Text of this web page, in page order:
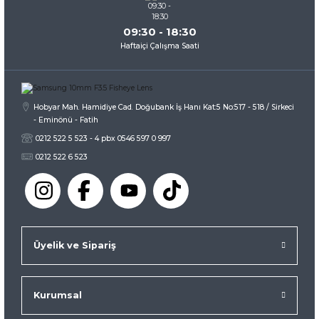
09:30 - 18:30
Haftaiçi Çalışma Saati
Hobyar Mah. Hamidiye Cad. Doğubank İş Hanı Kat:5 No:517 - 518 / Sirkeci
- Eminönü - Fatih
0212 522 5 523 - 4 pbx 0546 597 0 997
0212 522 6 523
Üyelik ve Sipariş
Kurumsal